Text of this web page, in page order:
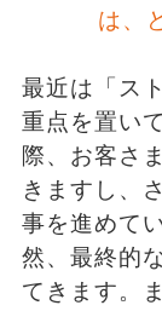
は、
最近は「ス
重点を置い
際、お客さ
きますし、
事を進めて
然、最終的
てきます。